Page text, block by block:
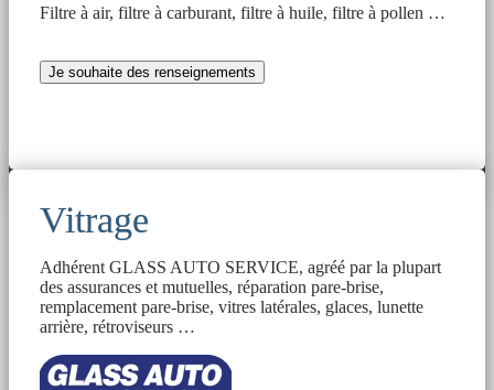
Filtre à air, filtre à carburant, filtre à huile, filtre à pollen …
Je souhaite des renseignements
Vitrage
Adhérent GLASS AUTO SERVICE, agréé par la plupart
des assurances et mutuelles, réparation pare-brise,
remplacement pare-brise, vitres latérales, glaces, lunette
arrière, rétroviseurs …